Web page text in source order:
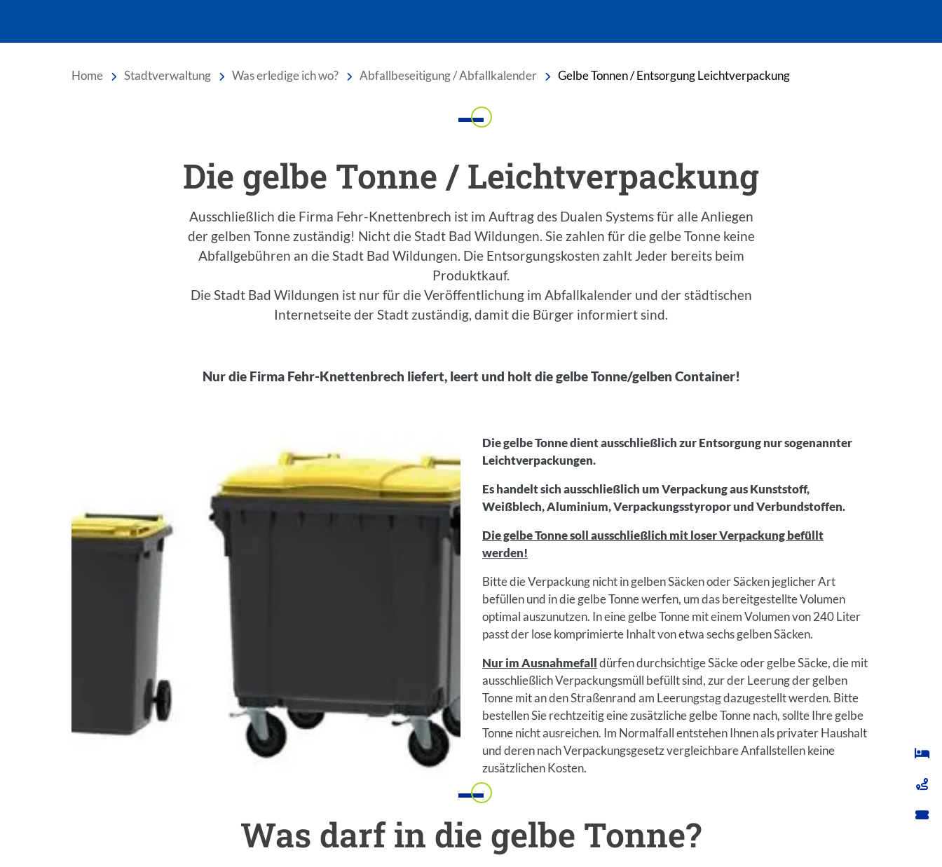
Home Stadtverwaltung Was erledige ich wo? Abfallbeseitigung / Abfallkalender Gelbe Tonnen / Entsorgung Leichtverpackung
Einleitung
Die gelbe Tonne / Leichtverpackung
Ausschließlich die Firma Fehr-Knettenbrech ist im Auftrag des Dualen Systems für alle Anliegen
der gelben Tonne zuständig! Nicht die Stadt Bad Wildungen. Sie zahlen für die gelbe Tonne keine
Abfallgebühren an die Stadt Bad Wildungen. Die Entsorgungskosten zahlt Jeder bereits beim
Produktkauf.
Die Stadt Bad Wildungen ist nur für die Veröffentlichung im Abfallkalender und der städtischen
Internetseite der Stadt zuständig, damit die Bürger informiert sind.
Nur die Firma Fehr-Knettenbrech liefert, leert und holt die gelbe Tonne/gelben Container!
Die gelbe Tonne dient ausschließlich zur Entsorgung nur sogenannter
Leichtverpackungen.
Es handelt sich ausschließlich um Verpackung aus Kunststoff,
Weißblech, Aluminium, Verpackungsstyropor und Verbundstoffen.
Die gelbe Tonne soll ausschließlich mit loser Verpackung befüllt
werden!
Bitte die Verpackung nicht in gelben Säcken oder Säcken jeglicher Art
befüllen und in die gelbe Tonne werfen, um das bereitgestellte Volumen
optimal auszunutzen. In eine gelbe Tonne mit einem Volumen von 240 Liter
passt der lose komprimierte Inhalt von etwa sechs gelben Säcken.
Nur im Ausnahmefalldürfen durchsichtige Säcke oder gelbe Säcke, die mit
ausschließlich Verpackungsmüll befüllt sind, zur der Leerung der gelben
Tonne mit an den Straßenrand am Leerungstag dazugestellt werden. Bitte
bestellen Sie rechtzeitig eine zusätzliche gelbe Tonne nach, sollte Ihre gelbe
Tonne nicht ausreichen. Im Normalfall entstehen Ihnen als privater Haushalt
und deren nach Verpackungsgesetz vergleichbare Anfallstellen keine
zusätzlichen Kosten.
Einleitung
Was darf in die gelbe Tonne?